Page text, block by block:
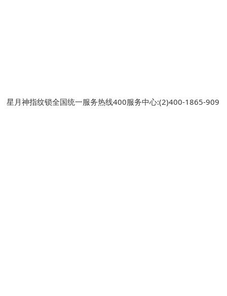
星月神指纹锁全国统一服务热线400服务中心:(2)400-1865-909